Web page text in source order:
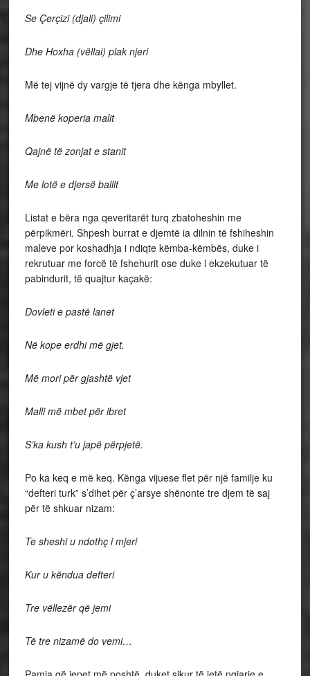
Se Çerçizi (djali) çilimi
Dhe Hoxha (vëllai) plak njeri
Më tej vijnë dy vargje të tjera dhe kënga mbyllet.
Mbenë koperia malit
Qajnë të zonjat e stanit
Me lotë e djersë ballit
Listat e bëra nga qeveritarët turq zbatoheshin me
përpikmëri. Shpesh burrat e djemtë ia dilnin të fshiheshin
maleve por koshadhja i ndiqte këmba-këmbës, duke i
rekrutuar me forcë të fshehurit ose duke i ekzekutuar të
pabindurit, të quajtur kaçakë:
Dovleti e pastë lanet
Në kope erdhi më gjet.
Më mori për gjashtë vjet
Malli më mbet për ibret
S’ka kush t’u japë përpjetë.
Po ka keq e më keq. Kënga vijuese flet për një familje ku
“defteri turk” s’dihet për ç’arsye shënonte tre djem të saj
për të shkuar nizam:
Te sheshi u ndothç i mjeri
Kur u këndua defteri
Tre vëllezër që jemi
Të tre nizamë do vemi…